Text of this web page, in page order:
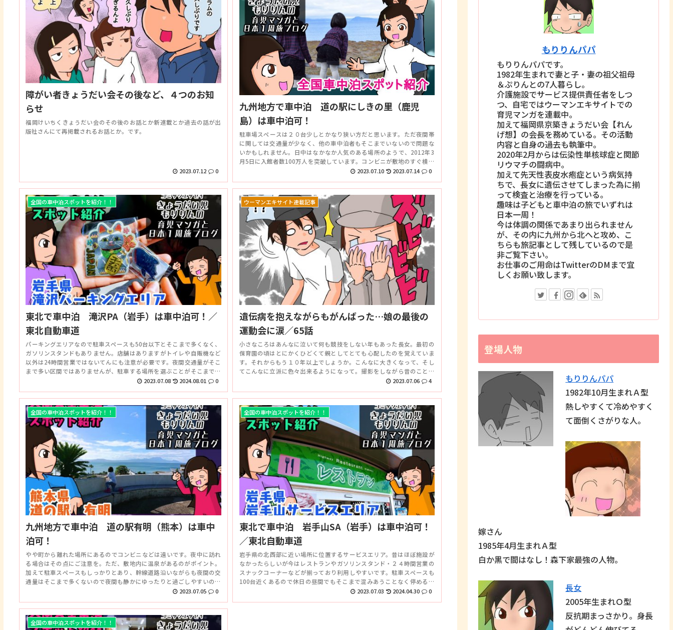
障がい者きょうだい会その後など、４つのお知
らせ
福岡けいちくきょうだい会のその後のお話とか新連載とか過去の話が出
版社さんにて再掲載されるお話とか。です。
2023.07.12 0
九州地方で車中泊 道の駅にしきの里（鹿児
島）は車中泊可！
駐車場スペースは２０台少しとかなり狭い方だと思います。ただ夜間帯
に関しては交通量が少なく、他の車中泊者もそこまでいないので問題な
いかもしれません。日中はなかなか人気のある場所のようで、2012年3
月5日に入館者数100万人を突破しています。コンビニが敷地のすぐ横に
あり、銭湯までも遠くないので便利な道の駅です。
2023.07.10 2023.07.14 0
全国の車中泊スポットを紹介！！
東北で車中泊 滝沢PA（岩手）は車中泊可！／
東北自動車道
パーキングエリアなので駐車スペースも50台以下とそこまで多くなく、
ガソリンスタンドもありません。店舗はありますがトイレや自販機など
以外は24時間営業ではないてんにも注意が必要です。夜間交通量がそこ
まで多い区間ではありませんが、駐車する場所を選ぶことがそこまで出
来ないと思われるので騒音も大きめ。敏感な方は注意です。
2023.07.08 2024.08.01 0
ウーマンエキサイト連載記事
遺伝病を抱えながらもがんばった…娘の最後の
運動会に涙／65話
小さなころはあんなに泣いて何も競技をしない年もあった長女。最初の
保育園の頃はとにかくひどくて親としてとても心配したのを覚えていま
す。それからもう１０年以上でしょうか。こんなに大きくなって、そし
てこんなに立派に色々出来るようになって。撮影をしながら昔のことを
2023.07.06 4
全国の車中泊スポットを紹介！！
九州地方で車中泊 道の駅有明（熊本）は車中
泊可！
やや町から離れた場所にあるのでコンビニなどは遠いです。夜中に訪れ
る場合はその点にご注意を。ただ、敷地内に温泉があるのがポイント。
加えて駐車スペースもしっかりとあり、幹線道路沿いながらも夜間の交
通量はそこまで多くないので夜間も静かにゆったりと過ごしやすいので
はないでしょうか。実際に車中泊してみましたが良かったです。
2023.07.05 0
全国の車中泊スポットを紹介！！
東北で車中泊 岩手山SA（岩手）は車中泊可！
／東北自動車道
岩手県の北西部に近い場所に位置するサービスエリア。昔はほぼ施設が
なかったらしいが今はレストランやガソリンスタンド・２４時間営業の
スナックコーナーなどが揃っており利用しやすいです。駐車スペースも
100台近くあるので休日の昼間でもそこまで混みあうことなく停めるこ
とが出来ました。夜間の騒音も少なめで中々良かったです。
2023.07.03 2024.04.30 0
全国の車中泊スポットを紹介！！
もりりんパパ
もりりんパパです。
1982年生まれで妻と子・妻の祖父祖母
＆ぷりんとの7人暮らし。
介護施設でサービス提供責任者をしつ
つ、自宅ではウーマンエキサイトでの
育児マンガを連載中。
加えて福岡県京築きょうだい会【れん
げ想】の会長を務めている。その活動
内容と自身の過去も執筆中。
2020年2月からは伝染性単核球症と関節
リウマチの闘病中。
加えて先天性表皮水疱症という病気持
ちで、長女に遺伝させてしまった為に揃
って検査と治療を行っている。
趣味は子どもと車中泊の旅でいずれは
日本一周！
今は体調の関係であまり出られません
が、その内に九州から北へと攻め、こ
ちらも旅記事として残しているので是
非ご覧下さい。
お仕事のご用命はTwitterのDMまで宜
しくお願い致します。
登場人物
もりりんパパ
1982年10月生まれＡ型
熱しやすくて冷めやすく
て面倒くさがりな人。
嫁さん
1985年4月生まれＡ型
白か黒で間はなし！森下家最強の人物。
長女
2005年生まれＯ型
反抗期まっさかり。身長